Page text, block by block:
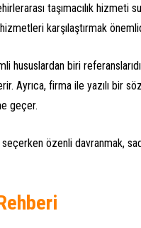
taşımacılık hizmeti
karşılaştırmak
biri
Ayrıca, firma ile yazılı bir
geçer.
seçerken özenli davranmak,